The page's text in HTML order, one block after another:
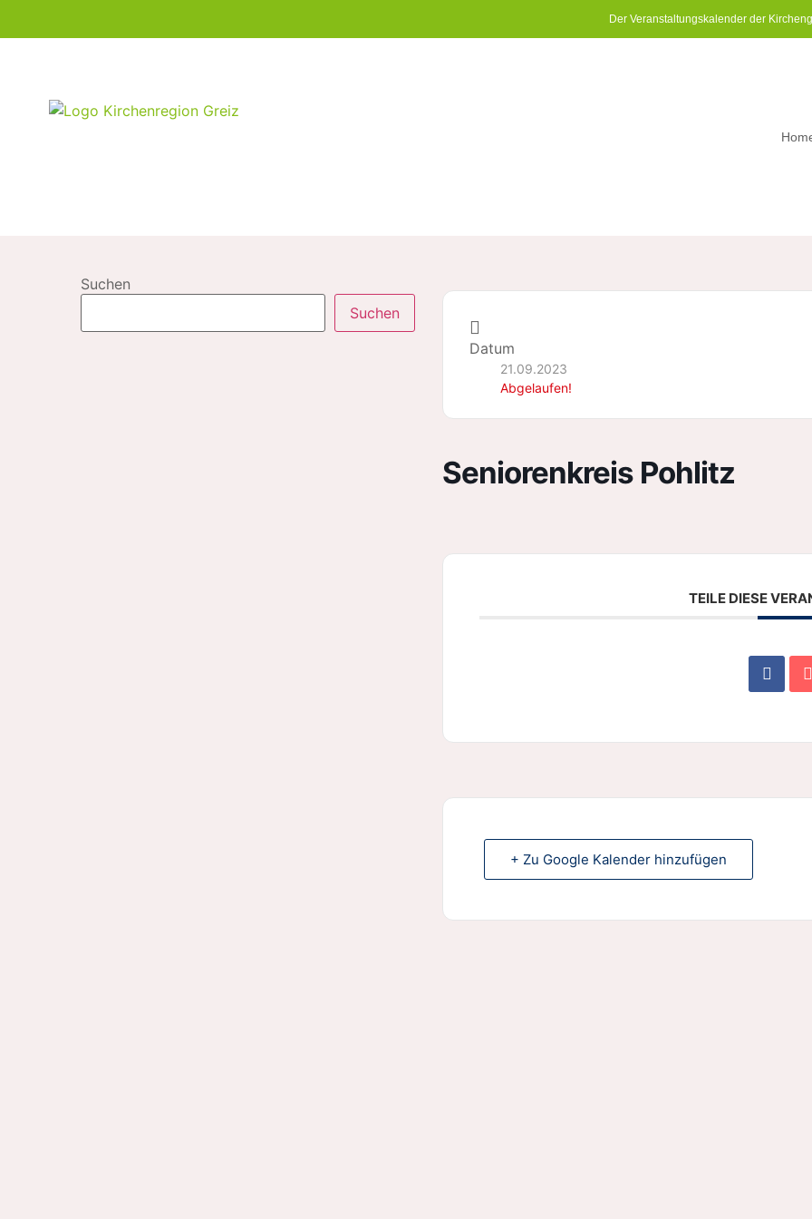
Der Veranstaltungskalender der
Suchen
Suchen
Datum
21.09.2023
Abgelaufen!
Seniorenkreis Pohlitz
TEILE DIESE
+ Zu Google Kalender hinzufügen